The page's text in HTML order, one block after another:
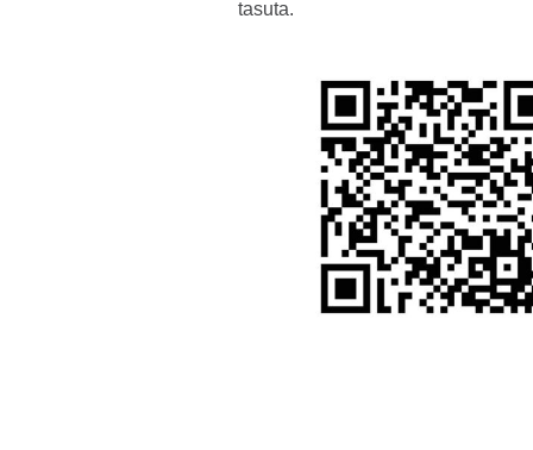
tasuta.